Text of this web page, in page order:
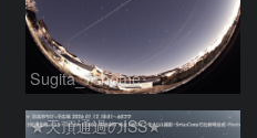
Sugita_7chome
★天頂通過のISS★